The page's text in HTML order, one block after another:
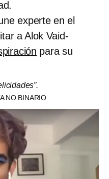
experte en el
a Alok Vaid-
para su
NO BINARIO.